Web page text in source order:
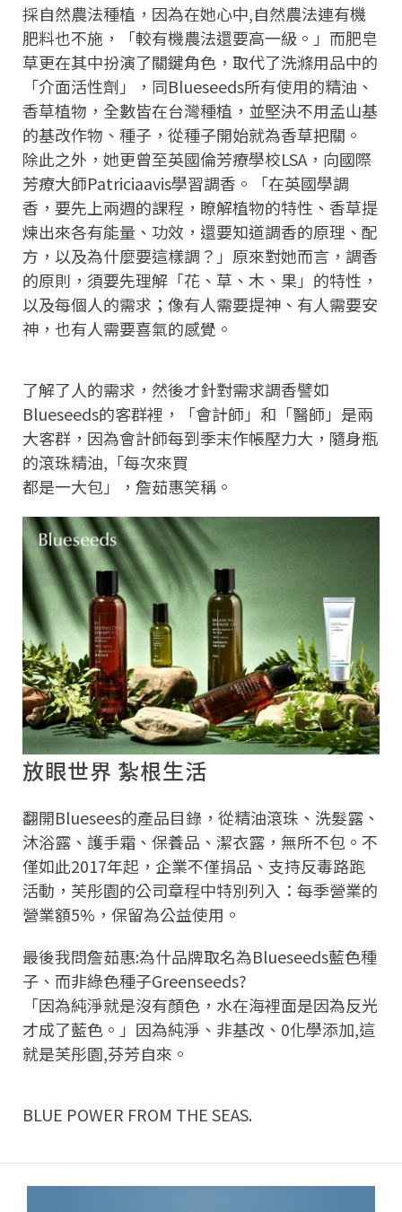
採自然農法種植，因為在她心中,自然農法連有機
肥料也不施，「較有機農法還要高一級。」而肥皂
草更在其中扮演了關鍵角色，取代了洗滌用品中的
「介面活性劑」，同Blueseeds所有使用的精油、
香草植物，全數皆在台灣種植，並堅決不用孟山基
的基改作物、種子，從種子開始就為香草把關。
除此之外，她更曾至英國倫芳療學校LSA，向國際
芳療大師Patriciaavis學習調香。「在英國學調
香，要先上兩週的課程，瞭解植物的特性、香草提
煉出來各有能量、功效，還要知道調香的原理、配
方，以及為什麼要這樣調？」原來對她而言，調香
的原則，須要先理解「花、草、木、果」的特性，
以及每個人的需求；像有人需要提神、有人需要安
神，也有人需要喜氣的感覺。
了解了人的需求，然後才針對需求調香譬如
Blueseeds的客群裡，「會計師」和「醫師」是兩
大客群，因為會計師每到季末作帳壓力大，隨身瓶
的滾珠精油,「每次來買
都是一大包」，詹茹惠笑稱。
放眼世界 紮根生活
翻開Bluesees的產品目錄，從精油滾珠、洗髮露、
沐浴露、護手霜、保養品、潔衣露，無所不包。不
僅如此2017年起，企業不僅捐品、支持反毒路跑
活動，芙彤園的公司章程中特別列入：每季營業的
營業額5%，保留為公益使用。
最後我問詹茹惠:為什品牌取名為Blueseeds藍色種
子、而非綠色種子Greenseeds?
「因為純淨就是沒有顏色，水在海裡面是因為反光
才成了藍色。」因為純淨、非基改、0化學添加,這
就是芙彤園,芬芳自來。
BLUE POWER FROM THE SEAS.